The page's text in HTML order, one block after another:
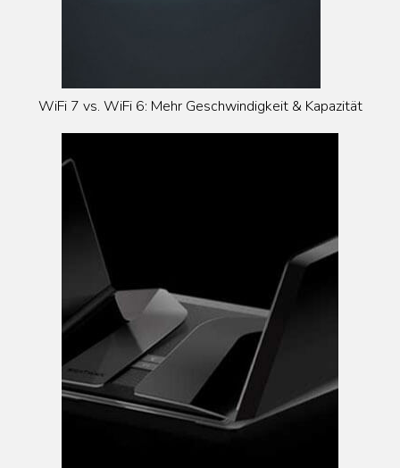
WiFi 7 vs. WiFi 6: Mehr Geschwindigkeit & Kapazität